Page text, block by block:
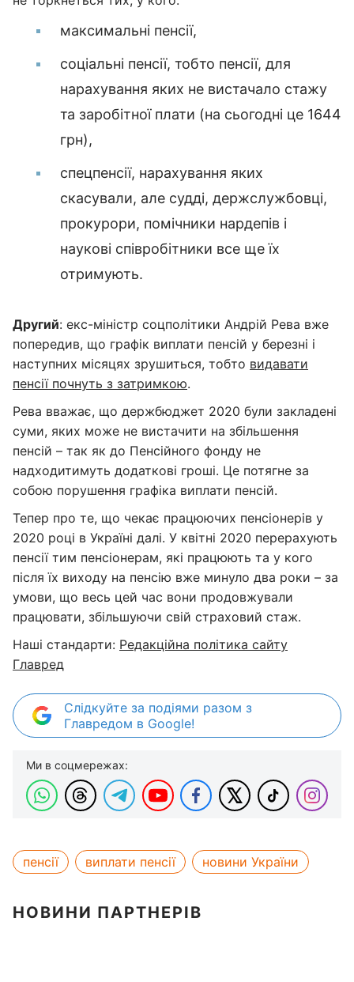
максимальні пенсії,
соціальні пенсії, тобто пенсії, для
нарахування яких не вистачало стажу
та заробітної плати (на сьогодні це 1644
грн),
спецпенсії, нарахування яких
скасували, але судді, держслужбовці,
прокурори, помічники нардепів і
наукові співробітники все ще їх
отримують.
Другий: екс-міністр соцполітики Андрій Рева вже
попередив, що графік виплати пенсій у березні і
наступних місяцях зрушиться, тобто видавати
пенсії почнуть з затримкою.
Рева вважає, що держбюджет 2020 були закладені
суми, яких може не вистачити на збільшення
пенсій – так як до Пенсійного фонду не
надходитимуть додаткові гроші. Це потягне за
собою порушення графіка виплати пенсій.
Тепер про те, що чекає працюючих пенсіонерів у
2020 році в Україні далі. У квітні 2020 перерахують
пенсії тим пенсіонерам, які працюють та у кого
після їх виходу на пенсію вже минуло два роки – за
умови, що весь цей час вони продовжували
працювати, збільшуючи свій страховий стаж.
Наші стандарти: Редакційна політика сайту
Главред
Слідкуйте за подіями разом з
Главредом в Google!
Ми в соцмережах:
пенсії виплати пенсії новини України
НОВИНИ ПАРТНЕРІВ